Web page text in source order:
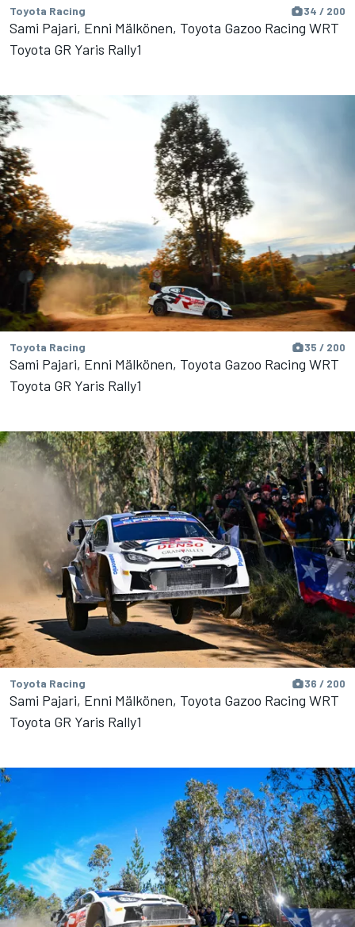
Toyota Racing 34 / 200
Sami Pajari, Enni Mälkönen, Toyota Gazoo Racing WRT
Toyota GR Yaris Rally1
Toyota Racing 35 / 200
Sami Pajari, Enni Mälkönen, Toyota Gazoo Racing WRT
Toyota GR Yaris Rally1
Toyota Racing 36 / 200
Sami Pajari, Enni Mälkönen, Toyota Gazoo Racing WRT
Toyota GR Yaris Rally1